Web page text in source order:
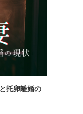
托卵離婚の